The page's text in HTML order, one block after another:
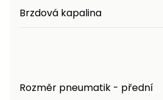
Brzdová kapalina
Rozměr pneumatik - přední